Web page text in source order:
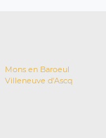
Mons en Baroeul
Villeneuve d'Ascq